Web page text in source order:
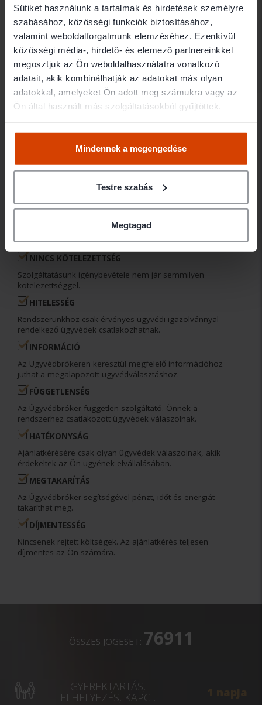
Sütiket használunk a tartalmak és hirdetések személyre
szabásához, közösségi funkciók biztosításához,
valamint weboldalforgalmunk elemzéséhez. Ezenkívül
közösségi média-, hirdető- és elemező partnereinkkel
megosztjuk az Ön weboldalhasználatra vonatkozó
adatait, akik kombinálhatják az adatokat más olyan
adatokkal, amelyeket Ön adott meg számukra vagy az
Ön által használt más szolgáltatásokból gyűjtöttek.
Mindennek a megengedése
Testre szabás
Megtagad
3 Esetleírás
4 Ügyvéd elvárások
MIÉRT AZ
ÜGYVÉDBRÓKER?
Az ajánlatkérés során az Ön személyes adatai mindvégig
titokban maradnak.
NINCS KÖTELEZETTSÉG
Szolgáltatásunk igénybevétele nem jár semmilyen
kötelezettséggel.
HITELESSÉG
Rendszerünkhöz csak érvényes ügyvédi igazolvánnyal
rendelkező ügyvédek csatlakozhatnak.
INFORMÁCIÓ
Az Ügyvédbrókeren keresztül megfelelő információhoz
juthat a megalapozott ügyvédválasztáshoz.
FÜGGETLENSÉG
Az Ügyvédbróker független szolgáltató. Önnek a
rendszerhez csatlakozott ügyvédek válaszolnak.
HATÉKONYSÁG
Ajánlatkérésére csak olyan ügyvédek válaszolnak, akik
érdekeltek az Ön ügyének elvállalásában.
MEGTAKARÍTÁS
Az Ügyvédbróker segítségével pénzt, időt és energiát
takaríthat meg.
DÍJMENTESSÉG
Nincsenek rejtett költségek. Az ajánlatkérés teljesen
díjmentes az Ön számára.
ÖSSZES JOGESET: 76911
GYEREKTARTÁS,
ELHELYEZÉS, KAPC...